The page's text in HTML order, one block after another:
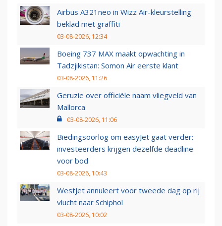
Airbus A321neo in Wizz Air-kleurstelling
beklad met graffiti
03-08-2026, 12:34
Boeing 737 MAX maakt opwachting in
Tadzjikistan: Somon Air eerste klant
03-08-2026, 11:26
Geruzie over officiële naam vliegveld van
Mallorca
03-08-2026, 11:06
Biedingsoorlog om easyJet gaat verder:
investeerders krijgen dezelfde deadline
voor bod
03-08-2026, 10:43
WestJet annuleert voor tweede dag op rij
vlucht naar Schiphol
03-08-2026, 10:02